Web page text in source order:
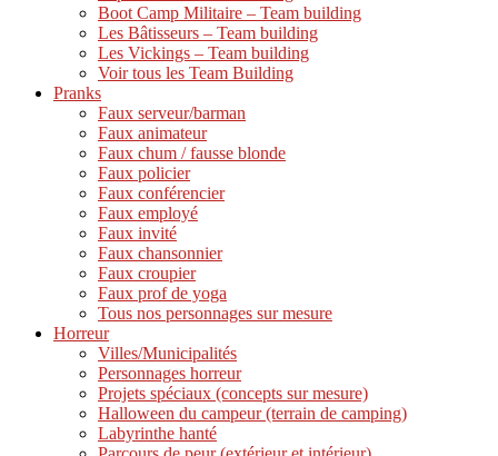
Boot Camp Militaire – Team building
Les Bâtisseurs – Team building
Les Vickings – Team building
Voir tous les Team Building
Pranks
Faux serveur/barman
Faux animateur
Faux chum / fausse blonde
Faux policier
Faux conférencier
Faux employé
Faux invité
Faux chansonnier
Faux croupier
Faux prof de yoga
Tous nos personnages sur mesure
Horreur
Villes/Municipalités
Personnages horreur
Projets spéciaux (concepts sur mesure)
Halloween du campeur (terrain de camping)
Labyrinthe hanté